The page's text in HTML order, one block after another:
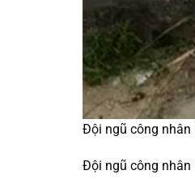
Đội ngũ công
Đội ngũ công